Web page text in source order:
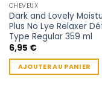
CHEVEUX
Dark and Lovely
Plus No Lye Relaxer
Type Regular 359 ml
6,95 €
AJOUTER AU PANIER